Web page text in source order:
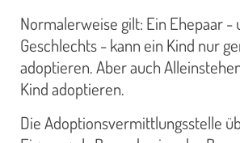
Normalerweise gilt: Ein Ehepaar -
Geschlechts - kann ein Kind nur
adoptieren. Aber auch
Kind adoptieren.
Die Adoptionsvermittlungsstelle